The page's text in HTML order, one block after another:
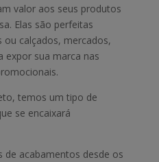
valor aos seus produtos
Elas são perfeitas
ou calçados, mercados,
expor sua marca nas
temos um tipo de
se encaixará
de acabamentos desde os